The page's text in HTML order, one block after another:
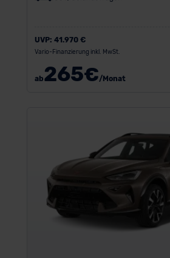
UVP: 41.970 €
Vario-Finanzierung inkl. MwSt.
ab265€/Monat